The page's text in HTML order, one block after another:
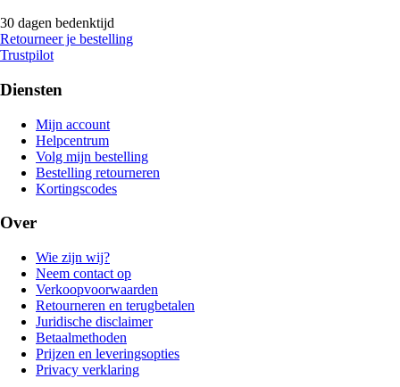
30 dagen bedenktijd
Retourneer je bestelling
Trustpilot
Diensten
Mijn account
Helpcentrum
Volg mijn bestelling
Bestelling retourneren
Kortingscodes
Over
Wie zijn wij?
Neem contact op
Verkoopvoorwaarden
Retourneren en terugbetalen
Juridische disclaimer
Betaalmethoden
Prijzen en leveringsopties
Privacy verklaring